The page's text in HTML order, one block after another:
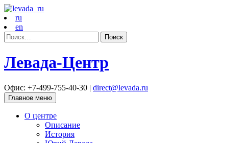
ru
en
Найти:
Левада-Центр
Офис: +7-499-755-40-30 | direct@levada.ru
Главное меню
О центре
Описание
История